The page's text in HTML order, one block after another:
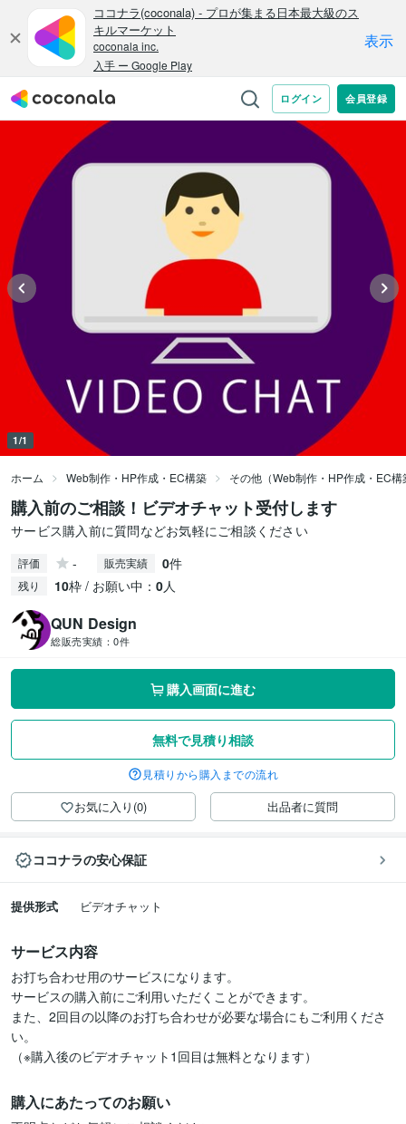
1/1
ホーム Web制作・HP作成・EC構築 その他（Web制作・HP作成・EC構
購入前のご相談！ビデオチャット受付します
サービス購入前に質問などお気軽にご相談ください
評価 - 販売実績 0件
残り 10枠 / お願い中： 0人
QUN Design
総販売実績： 0件
購入画面に進む
無料で見積り相談
見積りから購入までの流れ
お気に入り(0) 出品者に質問
ココナラの安心保証
提供形式 ビデオチャット
サービス内容
お打ち合わせ用のサービスになります。
サービスの購入前にご利用いただくことができます。
また、2回目の以降のお打ち合わせが必要な場合にもご利用くださ
い。
（※購入後のビデオチャット1回目は無料となります）
購入にあたってのお願い